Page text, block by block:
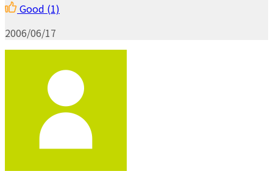
Good (1)
2006/06/17